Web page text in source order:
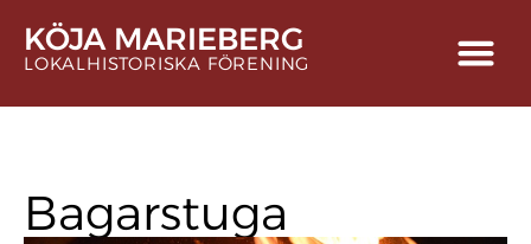
KÖJA MARIEBERG
LOKALHISTORISKA FÖRENING
Bagarstuga